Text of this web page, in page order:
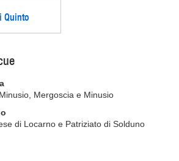
Quinto
Mergoscia e Minusio
di Locarno e Patriziato di Solduno